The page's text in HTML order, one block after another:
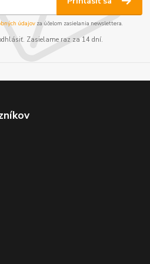
údajov za účelom zasielania newslettera.
Zasielame raz za 14 dní.